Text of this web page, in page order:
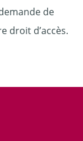
de
droit d’accès.